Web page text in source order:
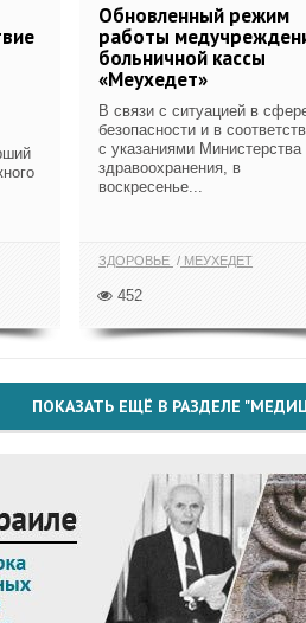
Обновленный режим
работы
больничной кассы
«Меухедет»
В связи с ситуацией в
безопасности и в
с указаниями Министерства
здравоохранения, в
воскресенье...
ЗДОРОВЬЕ МЕУХЕДЕТ
452
ПОКАЗАТЬ ЕЩЁ В РАЗДЕЛЕ